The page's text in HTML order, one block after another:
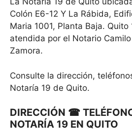
Colón E6-12 Y La Rábida,
Maria 1001, Planta Baja. Quito
atendida por el Notario
Zamora.
Consulte la dirección,
Notaría 19 de Quito.
DIRECCIÓN ☎
NOTARÍA 19 EN QUITO